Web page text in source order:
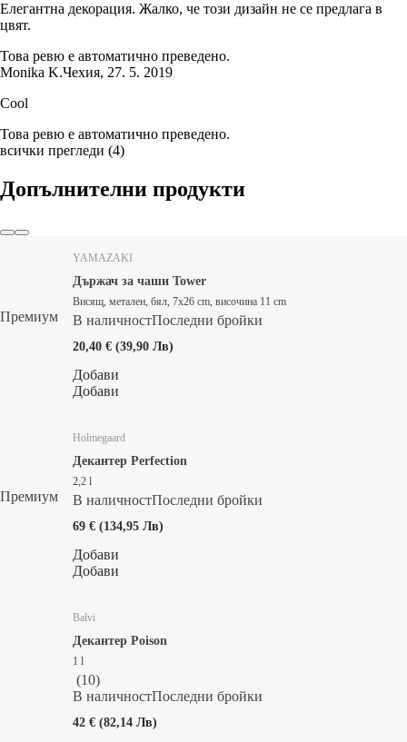
Елегантна декорация. Жалко, че този дизайн не се предлага в
цвят.
Това ревю е автоматично преведено.
Monika K.Чехия, 27. 5. 2019
Cool
Това ревю е автоматично преведено.
всички прегледи (4)
Допълнителни продукти
Премиум
YAMAZAKI
Държач за чаши Tower
Висящ, метален, бял, 7x26 cm, височина 11 cm
В наличностПоследни бройки
20,40 € (39,90 Лв)
Добави
Добави
Премиум
Holmegaard
Декантер Perfection
2,2 l
В наличностПоследни бройки
69 € (134,95 Лв)
Добави
Добави
Balvi
Декантер Poison
1 l
(10)
В наличностПоследни бройки
42 € (82,14 Лв)